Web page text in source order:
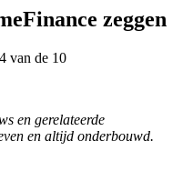
zeggen
van de 10
en gerelateerde
en altijd onderbouwd.